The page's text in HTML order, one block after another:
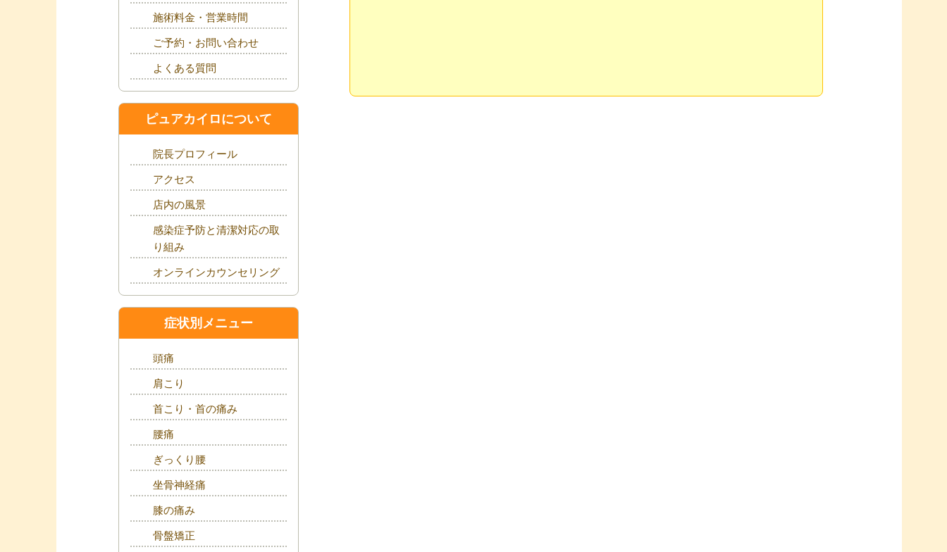
施術料金・営業時間
ご予約・お問い合わせ
よくある質問
ピュアカイロについて
院長プロフィール
アクセス
店内の風景
感染症予防と清潔対応の取
り組み
オンラインカウンセリング
症状別メニュー
頭痛
肩こり
首こり・首の痛み
腰痛
ぎっくり腰
坐骨神経痛
膝の痛み
骨盤矯正